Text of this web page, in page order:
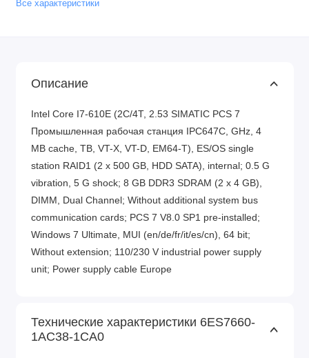
Все характеристики
Описание
Intel Core I7-610E (2C/4T, 2.53 SIMATIC PCS 7
Промышленная рабочая станция IPC647C, GHz, 4
MB cache, TB, VT-X, VT-D, EM64-T), ES/OS single
station RAID1 (2 x 500 GB, HDD SATA), internal; 0.5 G
vibration, 5 G shock; 8 GB DDR3 SDRAM (2 x 4 GB),
DIMM, Dual Channel; Without additional system bus
communication cards; PCS 7 V8.0 SP1 pre-installed;
Windows 7 Ultimate, MUI (en/de/fr/it/es/cn), 64 bit;
Without extension; 110/230 V industrial power supply
unit; Power supply cable Europe
Технические характеристики 6ES7660-
1AC38-1CA0